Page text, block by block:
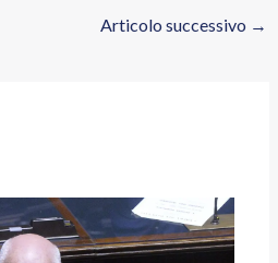
Articolo successivo →